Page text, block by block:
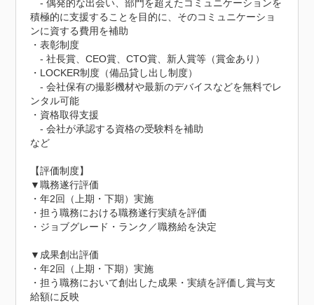
- 偶発的な出会い、部門を超えたコミュニケーションを
積極的に支援することを目的に、そのコミュニケーショ
ンに資する費用を補助
・表彰制度
- 社長賞、CEO賞、CTO賞、新人賞等（賞金あり）
・LOCKER制度（備品貸し出し制度）
- 会社保有の撮影機材や最新のデバイスなどを無料でレ
ンタル可能
・資格取得支援
- 会社が承認する資格の受験料を補助
など
【評価制度】
▼職務遂行評価
・年2回（上期・下期）実施
・担う職務における職務遂行実績を評価
・ジョブグレード・ランク／職務給を決定
▼成果創出評価
・年2回（上期・下期）実施
・担う職務において創出した成果・実績を評価し賞与支
給額に反映